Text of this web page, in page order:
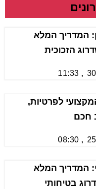
המדריך המלא
הזכוכית
,
11:33
לפרטיות,
חכם
,
08:30
המדריך המלא
בטיחותי